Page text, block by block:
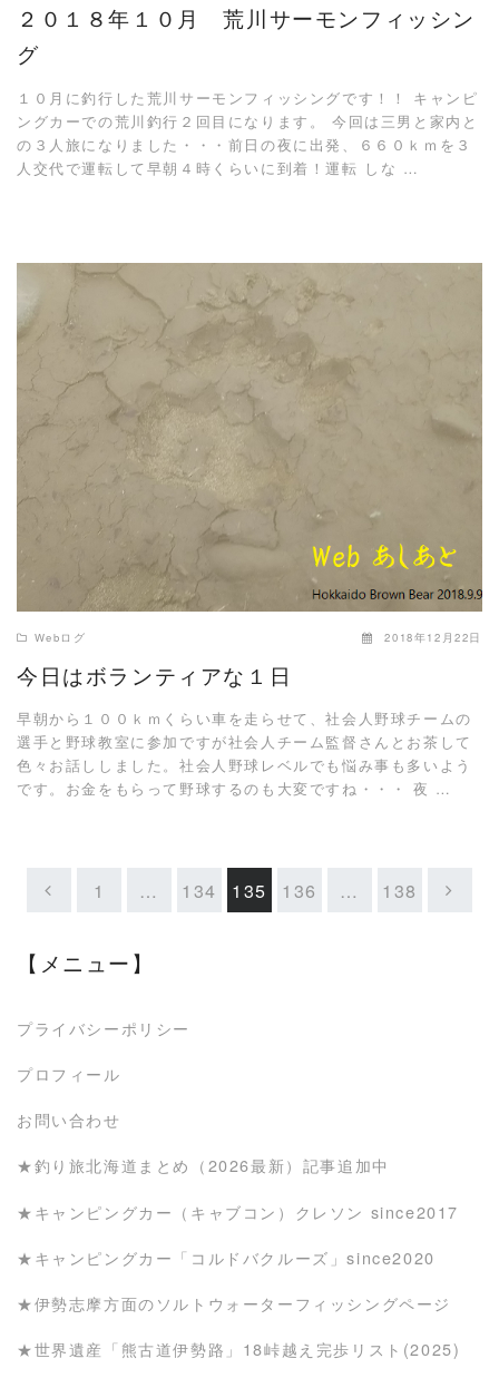
２０１８年１０月 荒川サーモンフィッシン
グ
１０月に釣行した荒川サーモンフィッシングです！！ キャンピ
ングカーでの荒川釣行２回目になります。 今回は三男と家内と
の３人旅になりました・・・前日の夜に出発、６６０ｋｍを３
人交代で運転して早朝４時くらいに到着！運転 しな …
READ MORE
Webログ 2018年12月22日
今日はボランティアな１日
早朝から１００ｋｍくらい車を走らせて、社会人野球チームの
選手と野球教室に参加ですが社会人チーム監督さんとお茶して
色々お話ししました。社会人野球レベルでも悩み事も多いよう
です。お金をもらって野球するのも大変ですね・・・ 夜 …
1 … 134 135 136 … 138
【メニュー】
プライバシーポリシー
プロフィール
お問い合わせ
★釣り旅北海道まとめ（2026最新）記事追加中
★キャンピングカー（キャブコン）クレソン since2017
★キャンピングカー「コルドバクルーズ」since2020
★伊勢志摩方面のソルトウォーターフィッシングページ
★世界遺産「熊古道伊勢路」18峠越え完歩リスト(2025)